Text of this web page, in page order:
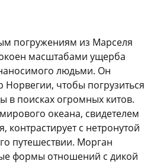
погружениям из Марселя
масштабами ущерба
людьми. Он
Норвегии, чтобы погрузиться
в поисках огромных китов.
океана, свидетелем
контрастирует с нетронутой
путешествии. Морган
формы отношений с дикой